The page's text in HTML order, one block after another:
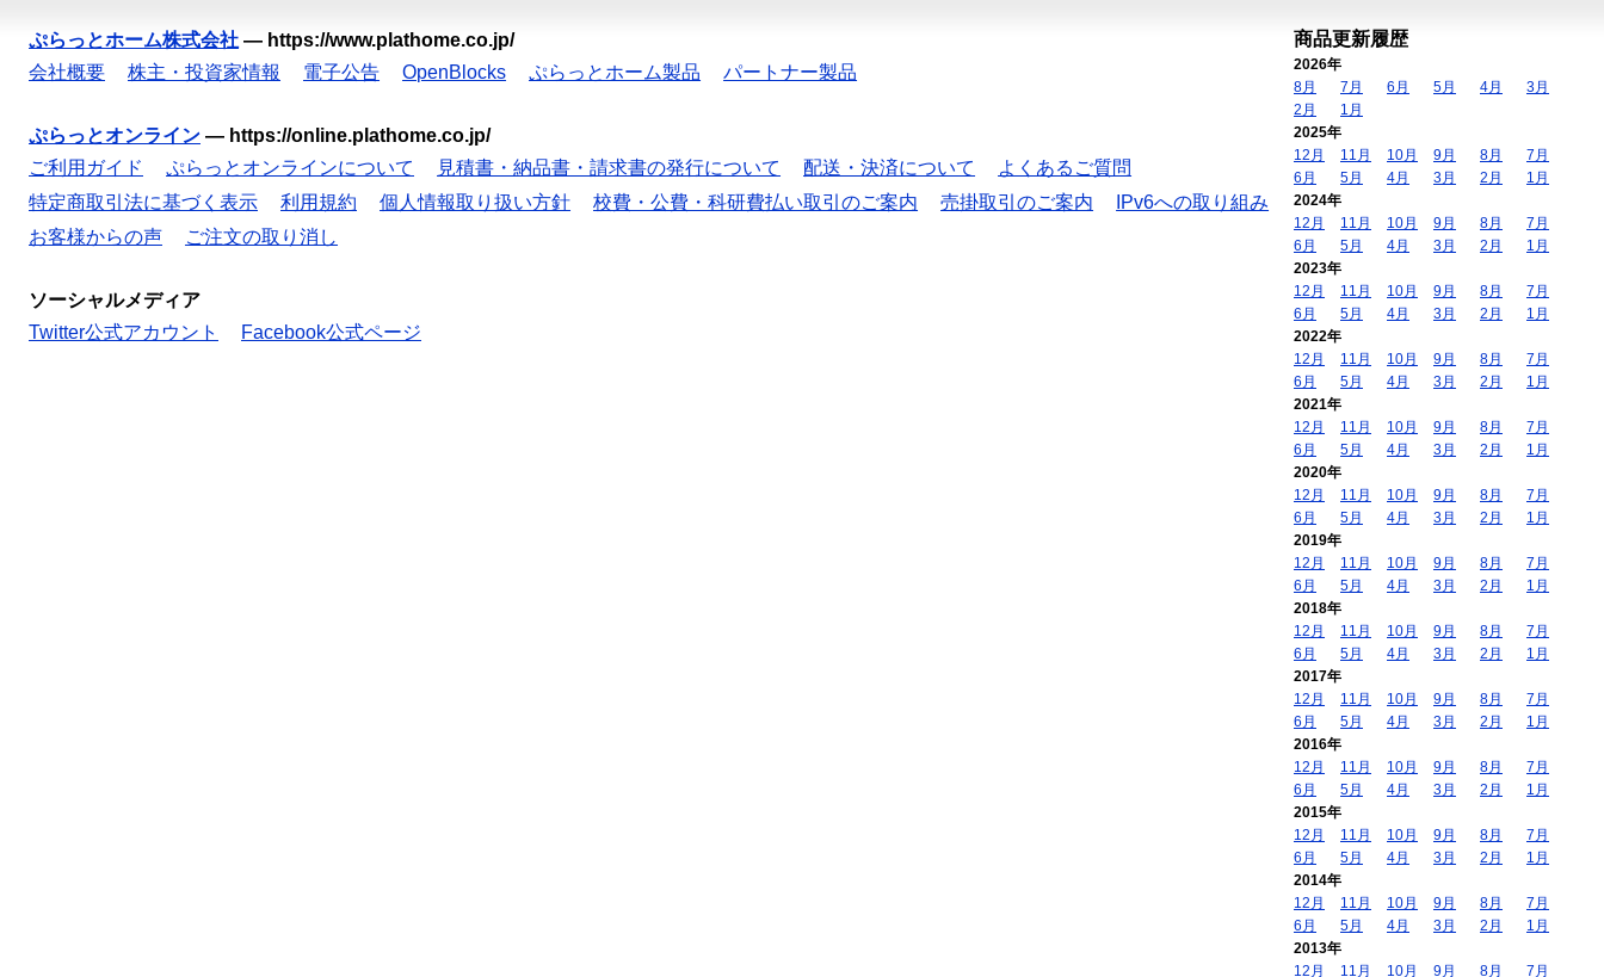
ぷらっとホーム株式会社 — https://www.plathome.co.jp/
会社概要
株主・投資家情報 電子公告 OpenBlocks ぷらっとホーム製品 パートナー製品
ぷらっとオンライン — https://online.plathome.co.jp/
ご利用ガイド
ぷらっとオンラインについて 見積書・納品書・請求書の発行について 配送・決済について
よくあるご質問
特定商取引法に基づく表示
利用規約 個人情報取り扱い方針 校費・公費・科研費払い取引のご案内 売掛取引のご案内
IPv6への取り組み
お客様からの声
ご注文の取り消し
ソーシャルメディア
Twitter公式アカウント
Facebook公式ページ
商品更新履歴
2026年
8月
7月 6月 5月 4月
3月
2月
1月
2025年
12月
11月 10月 9月 8月
7月
6月
5月 4月 3月 2月
1月
2024年
12月
11月 10月 9月 8月
7月
6月
5月 4月 3月 2月
1月
2023年
12月
11月 10月 9月 8月
7月
6月
5月 4月 3月 2月
1月
2022年
12月
11月 10月 9月 8月
7月
6月
5月 4月 3月 2月
1月
2021年
12月
11月 10月 9月 8月
7月
6月
5月 4月 3月 2月
1月
2020年
12月
11月 10月 9月 8月
7月
6月
5月 4月 3月 2月
1月
2019年
12月
11月 10月 9月 8月
7月
6月
5月 4月 3月 2月
1月
2018年
12月
11月 10月 9月 8月
7月
6月
5月 4月 3月 2月
1月
2017年
12月
11月 10月 9月 8月
7月
6月
5月 4月 3月 2月
1月
2016年
12月
11月 10月 9月 8月
7月
6月
5月 4月 3月 2月
1月
2015年
12月
11月 10月 9月 8月
7月
6月
5月 4月 3月 2月
1月
2014年
12月
11月 10月 9月 8月
7月
6月
5月 4月 3月 2月
1月
2013年
12月
11月 10月 9月 8月 7月